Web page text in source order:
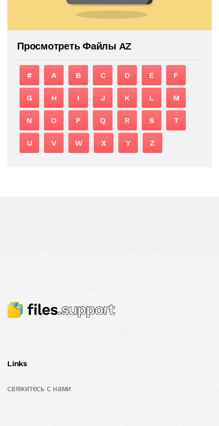
Просмотреть Файлы AZ
# A B C D E F
G H I J K L M
N O P Q R S T
U V W X Y Z
Links
свяжитесь с нами